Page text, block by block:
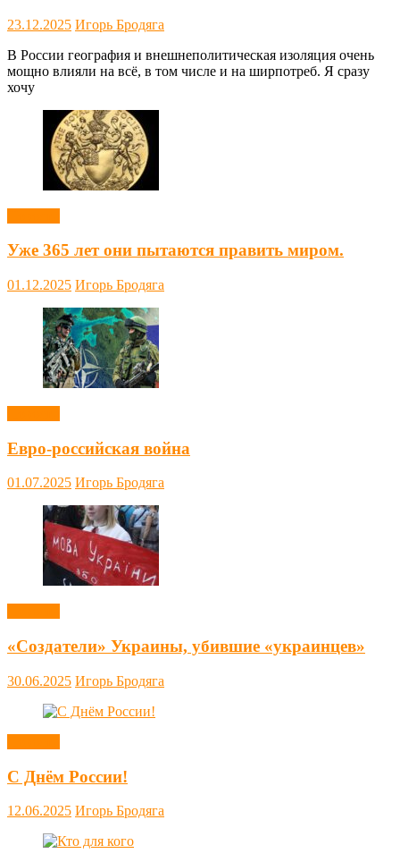
23.12.2025 Игорь Бродяга
В России география и внешнеполитическая изоляция очень
мощно влияли на всё, в том числе и на ширпотреб. Я сразу
хочу
Уже 365 лет они пытаются править миром.
01.12.2025 Игорь Бродяга
Евро-российская война
01.07.2025 Игорь Бродяга
«Создатели» Украины, убившие «украинцев»
30.06.2025 Игорь Бродяга
С Днём России!
12.06.2025 Игорь Бродяга